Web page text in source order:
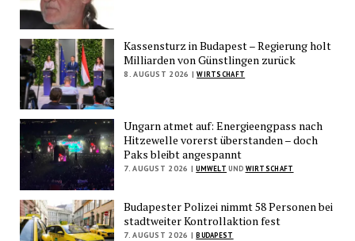
Kassensturz in Budapest – Regierung holt
Milliarden von Günstlingen zurück
8. AUGUST 2026 | WIRTSCHAFT
Ungarn atmet auf: Energieengpass nach
Hitzewelle vorerst überstanden – doch
Paks bleibt angespannt
7. AUGUST 2026 | UMWELT UND WIRTSCHAFT
Budapester Polizei nimmt 58 Personen bei
stadtweiter Kontrollaktion fest
7. AUGUST 2026 | BUDAPEST